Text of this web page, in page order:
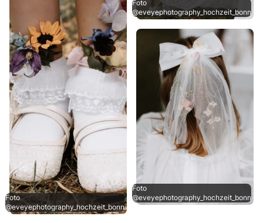
Foto
@eveyephotography_hochzeit_bonn
Foto
@eveyephotography_hochzeit_bonn
Foto
@eveyephotography_hochzeit_bonn